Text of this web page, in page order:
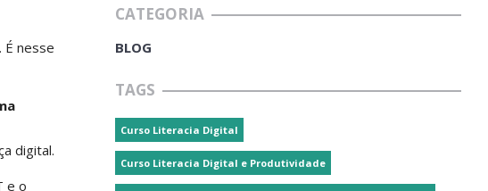
nesse
digital.
e o
CATEGORIA
BLOG
TAGS
Curso Literacia Digital
Curso Literacia Digital e Produtividade